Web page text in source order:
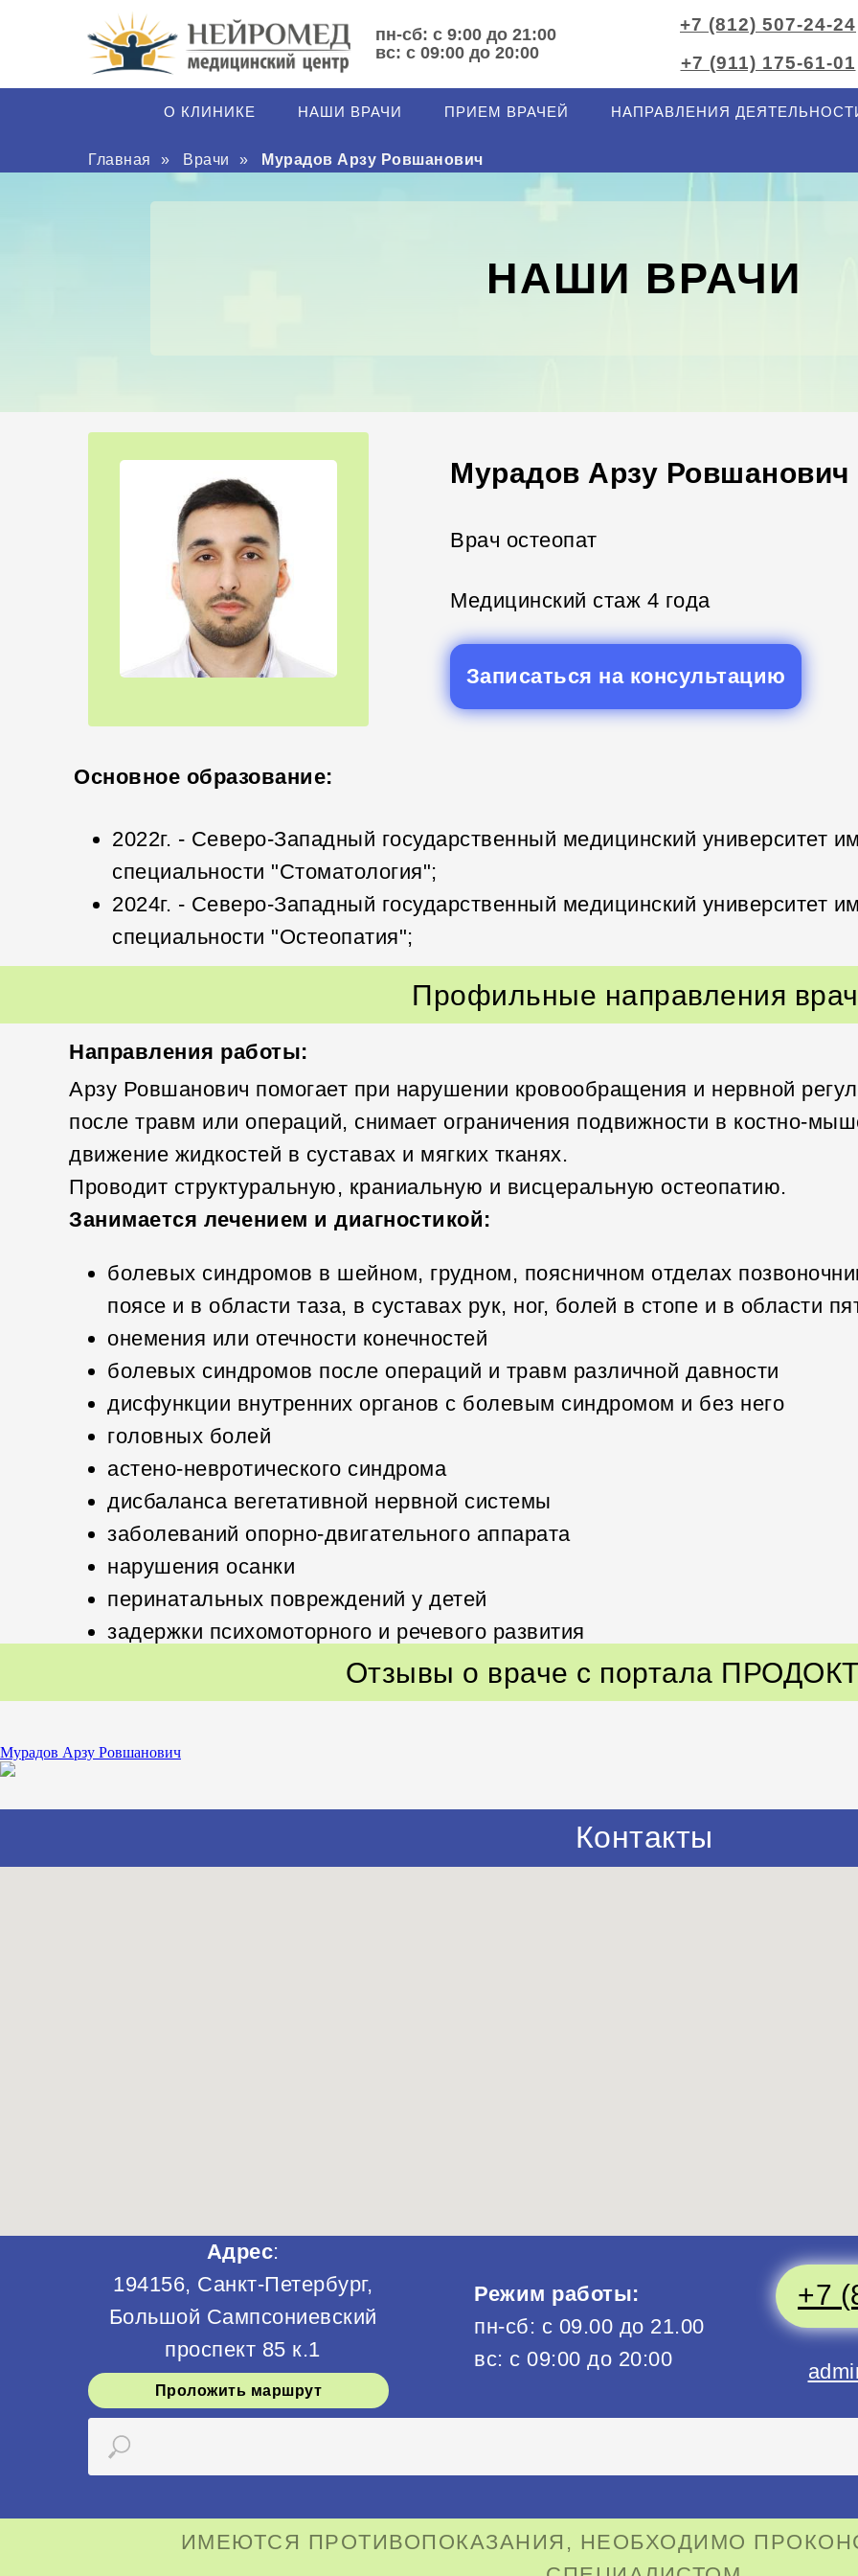
+7 (812) 507-24-24
+7 (911) 175-61-01
пн-сб: с 9:00 до 21:00
вс: с 09:00 до 20:00
О КЛИНИКЕ НАШИ ВРАЧИ ПРИЕМ ВРАЧЕЙ НАПРАВЛЕНИЯ
Главная » Врачи » Мурадов Арзу Ровшанович
НАШИ ВРАЧИ
Мурадов Арзу Ровшанович
Врач остеопат
Медицинский стаж 4 года
Записаться на консультацию
Основное образование:
2022г. - Северо-Западный государственный медицинский университет
специальности "Стоматология";
2024г. - Северо-Западный государственный медицинский университет
специальности "Остеопатия";
Профильные направления
Направления работы:
Арзу Ровшанович помогает при нарушении кровообращения и нервной
после травм или операций, снимает ограничения подвижности в костно-
движение жидкостей в суставах и мягких тканях.
Проводит структуральную, краниальную и висцеральную остеопатию.
Занимается лечением и диагностикой:
болевых синдромов в шейном, грудном, поясничном отделах
поясе и в области таза, в суставах рук, ног, болей в стопе и в области
онемения или отечности конечностей
болевых синдромов после операций и травм различной давности
дисфункции внутренних органов с болевым синдромом и без него
головных болей
астено-невротического синдрома
дисбаланса вегетативной нервной системы
заболеваний опорно-двигательного аппарата
нарушения осанки
перинатальных повреждений у детей
задержки психомоторного и речевого развития
Отзывы о враче с портала
Мурадов Арзу Ровшанович
Контакты
Адрес:
194156, Санкт-Петербург,
Большой Сампсониевский
проспект 85 к.1
Режим работы:
пн-сб: с 09.00 до 21.00
вс: с 09:00 до 20:00
+7
Проложить маршрут
ИМЕЮТСЯ ПРОТИВОПОКАЗАНИЯ, НЕОБХОДИМО